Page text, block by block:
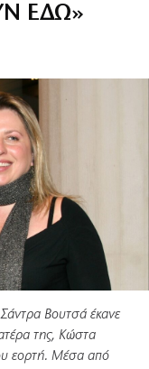
ΕΔΩ»
Βουτσά έκανε
της, Κώστα
εορτή. Μέσα από